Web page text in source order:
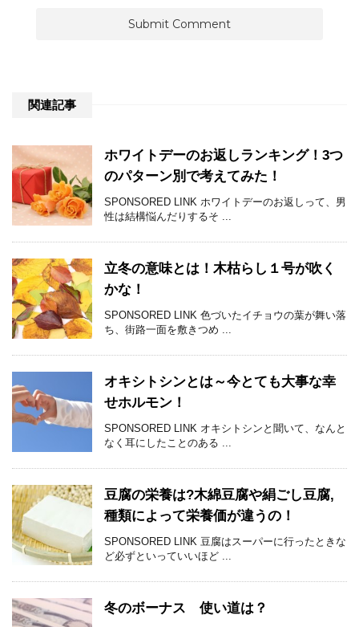
関連記事
ホワイトデーのお返しランキング！3つ
のパターン別で考えてみた！
SPONSORED LINK ホワイトデーのお返しって、男
性は結構悩んだりするそ ...
立冬の意味とは！木枯らし１号が吹く
かな！
SPONSORED LINK 色づいたイチョウの葉が舞い落
ち、街路一面を敷きつめ ...
オキシトシンとは～今とても大事な幸
せホルモン！
SPONSORED LINK オキシトシンと聞いて、なんと
なく耳にしたことのある ...
豆腐の栄養は?木綿豆腐や絹ごし豆腐,
種類によって栄養価が違うの！
SPONSORED LINK 豆腐はスーパーに行ったときな
ど必ずといっていいほど ...
冬のボーナス 使い道は？